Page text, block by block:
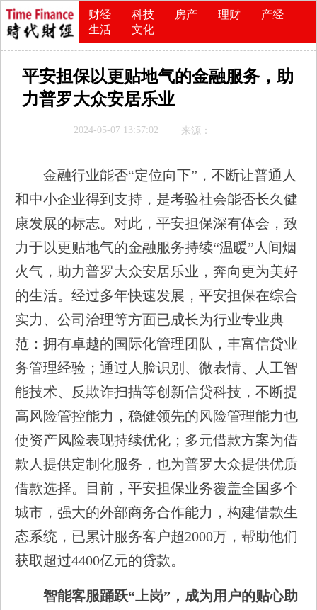
财经 科技 房产 理财
产经
生活
文化
平安担保以更贴地气的金融服务，助
力普罗大众安居乐业
2024-05-07 13:57:02 来源：
金融行业能否“定位向下”，不断让普通人
和中小企业得到支持，是考验社会能否长久健
康发展的标志。对此，平安担保深有体会，致
力于以更贴地气的金融服务持续“温暖”人间烟
火气，助力普罗大众安居乐业，奔向更为美好
的生活。经过多年快速发展，平安担保在综合
实力、公司治理等方面已成长为行业专业典
范：拥有卓越的国际化管理团队，丰富信贷业
务管理经验；通过人脸识别、微表情、人工智
能技术、反欺诈扫描等创新信贷科技，不断提
高风险管控能力，稳健领先的风险管理能力也
使资产风险表现持续优化；多元借款方案为借
款人提供定制化服务，也为普罗大众提供优质
借款选择。目前，平安担保业务覆盖全国多个
城市，强大的外部商务合作能力，构建借款生
态系统，已累计服务客户超2000万，帮助他们
获取超过4400亿元的贷款。
智能客服踊跃“上岗”，成为用户的贴心助